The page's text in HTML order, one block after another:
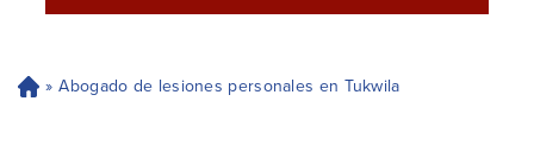
H
» Abogado de lesiones personales en Tukwila